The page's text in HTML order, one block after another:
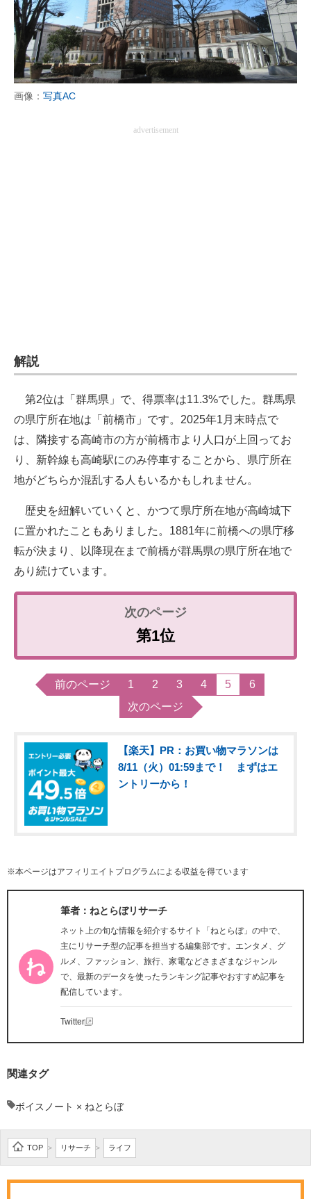
画像： 写真AC
advertisement
解説
第2位は「群馬県」で、得票率は11.3%でした。群馬県
の県庁所在地は「前橋市」です。2025年1月末時点で
は、隣接する高崎市の方が前橋市より人口が上回ってお
り、新幹線も高崎駅にのみ停車することから、県庁所在
地がどちらか混乱する人もいるかもしれません。
歴史を紐解いていくと、かつて県庁所在地が高崎城下
に置かれたこともありました。1881年に前橋への県庁移
転が決まり、以降現在まで前橋が群馬県の県庁所在地で
あり続けています。
第1位
前のページ 1 2 3 4 5
6
次のページ
【楽天】PR：お買い物マラソンは
8/11（火）01:59まで！ まずはエ
ントリーから！
※本ページはアフィリエイトプログラムによる収益を得ています
筆者：ねとらぼリサーチ
ネット上の旬な情報を紹介するサイト「ねとらぼ」の中で、
主にリサーチ型の記事を担当する編集部です。エンタメ、グ
ルメ、ファッション、旅行、家電などさまざまなジャンル
で、最新のデータを使ったランキング記事やおすすめ記事を
配信しています。
Twitter
関連タグ
ボイスノート × ねとらぼ
TOP > リサーチ > ライフ